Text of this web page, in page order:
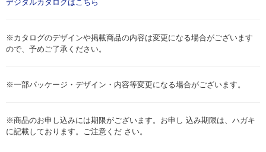
デジタルカタログはこちら
※カタログのデザインや掲載商品の内容は変更になる場合がございます
ので、予めご了承ください。
※一部パッケージ・デザイン・内容等変更になる場合がございます。
※商品のお申し込みには期限がございます。お申し 込み期限は、ハガキ
に記載しております。ご注意くだ さい。